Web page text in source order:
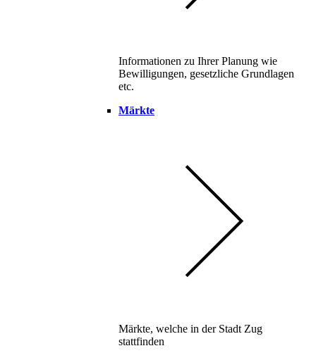
Informationen zu Ihrer Planung wie
Bewilligungen, gesetzliche Grundlagen
etc.
Märkte
Märkte, welche in der Stadt Zug
stattfinden